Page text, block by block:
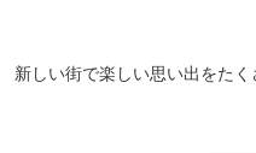
新しい街で楽しい思い出をたく